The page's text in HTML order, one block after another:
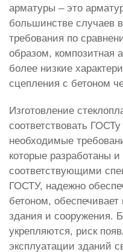
арматуры – это
большинстве случаев
требования по
образом, композитная
более низкие
сцепления с бетоном
Изготовление
соответствовать
необходимые
которые разработаны
соответствующими
ГОСТУ, надежно
бетоном, обеспечивает
здания и сооружения.
укрепляются, риск
эксплуатации зданий